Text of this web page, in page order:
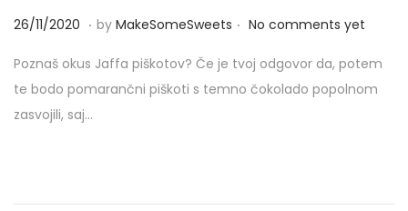
P
s
t
e
26/11/2020 2
/
1
1
. by MakeSomeSweets . No comments yet
Poznaš okus Jaffa piškotov? Če je tvoj odgovor da, potem
te bodo pomarančni piškoti s temno čokolado popolnom
zasvojili, saj…